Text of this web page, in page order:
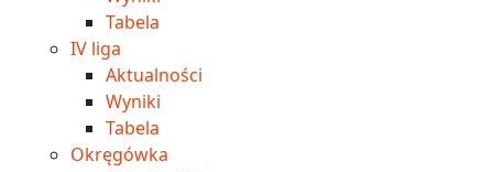
Tabela
IV liga
Aktualności
Wyniki
Tabela
Okręgówka